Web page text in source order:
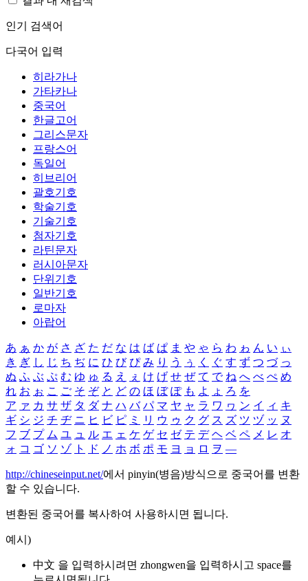
인기 검색어
다국어 입력
히라가나
가타카나
중국어
한글고어
그리스문자
프랑스어
독일어
히브리어
괄호기호
학술기호
기술기호
첨자기호
라틴문자
러시아문자
단위기호
일반기호
로마자
아랍어
あ ぁ か が さ ざ た だ な は ば ぱ ま や ゃ ら わ ゎ ん い ぃ
き ぎ し じ ち ぢ に ひ び ぴ み り う ぅ く ぐ す ず つ づ っ
ぬ ふ ぶ ぷ む ゆ ゅ る え ぇ け げ せ ぜ て で ね へ べ ぺ め
れ お ぉ こ ご そ ぞ と ど の ほ ぼ ぽ も よ ょ ろ を
ア ァ カ サ ザ タ ダ ナ ハ バ パ マ ヤ ャ ラ ワ ヮ ン イ ィ キ
ギ シ ジ チ ヂ ニ ヒ ビ ピ ミ リ ウ ゥ ク グ ス ズ ツ ヅ ッ ヌ
フ ブ プ ム ユ ュ ル エ ェ ケ ゲ セ ゼ テ デ ヘ ベ ペ メ レ オ
ォ コ ゴ ソ ゾ ト ド ノ ホ ボ ポ モ ヨ ョ ロ ヲ ―
http://chineseinput.net/에서 pinyin(병음)방식으로 중국어를 변환
할 수 있습니다.
변환된 중국어를 복사하여 사용하시면 됩니다.
예시)
中文 을 입력하시려면 zhongwen을 입력하시고 space를